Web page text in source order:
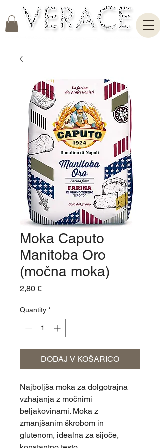
Moka Caputo
Manitoba Oro
(močna moka)
2,80 €Price
Quantity *
DODAJ V KOŠARICO
Najboljša moka za dolgotrajna
vzhajanja z močnimi
beljakovinami. Moka z
zmanjšanim škrobom in
glutenom, idealna za sijoče,